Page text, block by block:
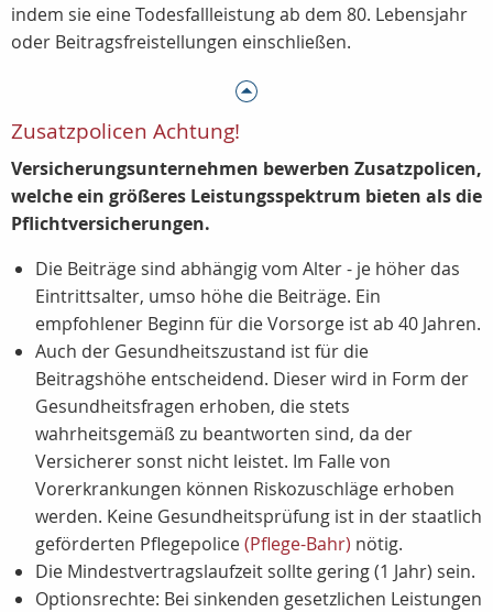
indem sie eine Todesfallleistung ab dem 80. Lebensjahr
oder Beitragsfreistellungen einschließen.
Zusatzpolicen Achtung!
Versicherungsunternehmen bewerben Zusatzpolicen,
welche ein größeres Leistungsspektrum bieten als die
Pflichtversicherungen.
Die Beiträge sind abhängig vom Alter - je höher das
Eintrittsalter, umso höhe die Beiträge. Ein
empfohlener Beginn für die Vorsorge ist ab 40 Jahren.
Auch der Gesundheitszustand ist für die
Beitragshöhe entscheidend. Dieser wird in Form der
Gesundheitsfragen erhoben, die stets
wahrheitsgemäß zu beantworten sind, da der
Versicherer sonst nicht leistet. Im Falle von
Vorerkrankungen können Riskozuschläge erhoben
werden. Keine Gesundheitsprüfung ist in der staatlich
geförderten Pflegepolice(Pflege-Bahr) nötig.
Die Mindestvertragslaufzeit sollte gering (1 Jahr) sein.
Optionsrechte: Bei sinkenden gesetzlichen Leistungen